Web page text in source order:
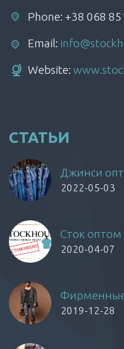
Phone: +38 068
Email:
Website:
СТАТЬИ
Джинси
2022-05-03
Сток
2020-04-07
2019-12-28